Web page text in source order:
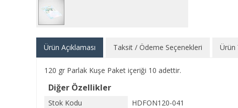
Ürün Açıklaması Taksit / Ödeme Seçenekleri Ürün
120 gr Parlak Kuşe Paket içeriği 10 adettir.
Diğer Özellikler
Stok Kodu
HDFON120-041